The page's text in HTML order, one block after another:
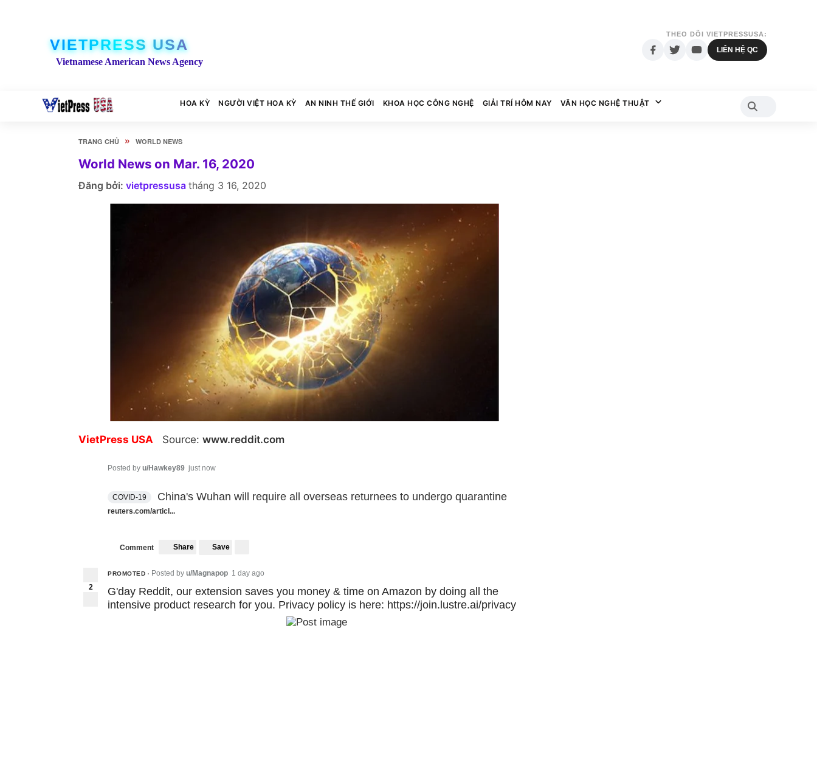
VIETPRESS USA
Vietnamese American News Agency
THEO DÕI VIETPRESSUSA:
LIÊN HỆ QC
HOA KỲ NGƯỜI VIỆT HOA KỲ AN NINH THẾ GIỚI KHOA HỌC CÔNG NGHỆ GIẢI TRÍ HÔM NAY VĂN HỌC NGHỆ THUẬT
TRANG CHỦ » WORLD NEWS
World News on Mar. 16, 2020
Đăng bởi: vietpressusa tháng 3 16, 2020
VietPress USA Source: www.reddit.com
Posted by u/Hawkey89 just now
COVID-19 China's Wuhan will require all overseas returnees to undergo quarantine
reuters.com/articl...
Comment Share Save
2
PROMOTED • Posted by u/Magnapop 1 day ago
G'day Reddit, our extension saves you money & time on Amazon by doing all the
intensive product research for you. Privacy policy is here: https://join.lustre.ai/privacy